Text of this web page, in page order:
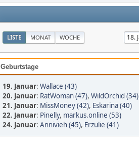
LISTE MONAT WOCHE
Geburtstage
19. Januar: Wallace (43)
20. Januar: RatWoman (47), WildOrchid (34)
21. Januar: MissMoney (42), Eskarina (40)
22. Januar: Pinelly, markus.online (53)
24. Januar: Annivieh (45), Erzulie (41)